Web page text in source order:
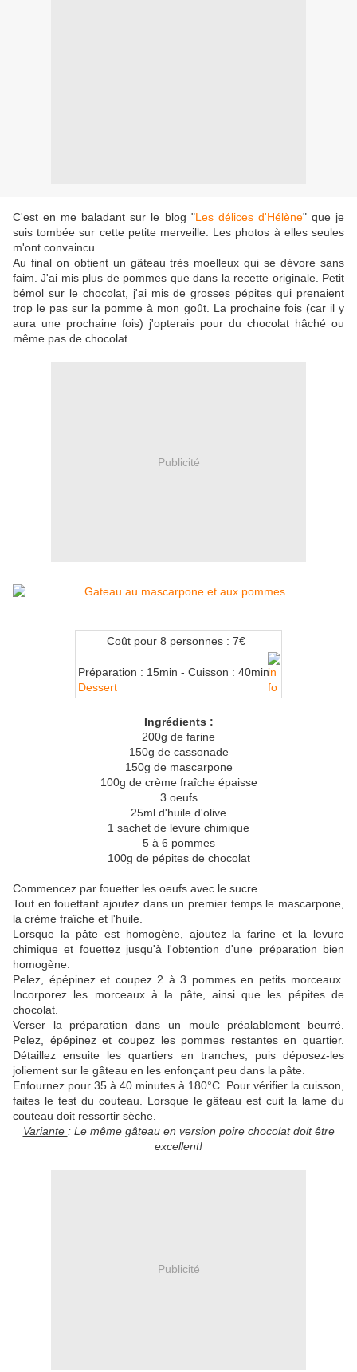
C'est en me baladant sur le blog "Les délices d'Hélène" que je
suis tombée sur cette petite merveille. Les photos à elles seules
m'ont convaincu.
Au final on obtient un gâteau très moelleux qui se dévore sans
faim. J'ai mis plus de pommes que dans la recette originale. Petit
bémol sur le chocolat, j'ai mis de grosses pépites qui prenaient
trop le pas sur la pomme à mon goût. La prochaine fois (car il y
aura une prochaine fois) j'opterais pour du chocolat hâché ou
même pas de chocolat.
Publicité
Coût pour 8 personnes : 7€
Préparation : 15min - Cuisson : 40min
Dessert
Ingrédients :
200g de farine
150g de cassonade
150g de mascarpone
100g de crème fraîche épaisse
3 oeufs
25ml d'huile d'olive
1 sachet de levure chimique
5 à 6 pommes
100g de pépites de chocolat
Commencez par fouetter les oeufs avec le sucre.
Tout en fouettant ajoutez dans un premier temps le mascarpone,
la crème fraîche et l'huile.
Lorsque la pâte est homogène, ajoutez la farine et la levure
chimique et fouettez jusqu'à l'obtention d'une préparation bien
homogène.
Pelez, épépinez et coupez 2 à 3 pommes en petits morceaux.
Incorporez les morceaux à la pâte, ainsi que les pépites de
chocolat.
Verser la préparation dans un moule préalablement beurré.
Pelez, épépinez et coupez les pommes restantes en quartier.
Détaillez ensuite les quartiers en tranches, puis déposez-les
joliement sur le gâteau en les enfonçant peu dans la pâte.
Enfournez pour 35 à 40 minutes à 180°C. Pour vérifier la cuisson,
faites le test du couteau. Lorsque le gâteau est cuit la lame du
couteau doit ressortir sèche.
Variante : Le même gâteau en version poire chocolat doit être
excellent!
Publicité